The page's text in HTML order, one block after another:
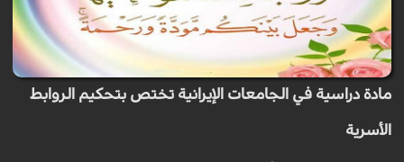
مادة دراسية في الجامعات الإيرانية تختص بتحكيم الروابط
الأسرية